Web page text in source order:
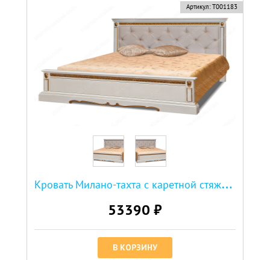
Артикул: Т001183
К
ровать Милано-тахта с каретной стяжкой из березы
53390 ₽
В КОРЗИНУ